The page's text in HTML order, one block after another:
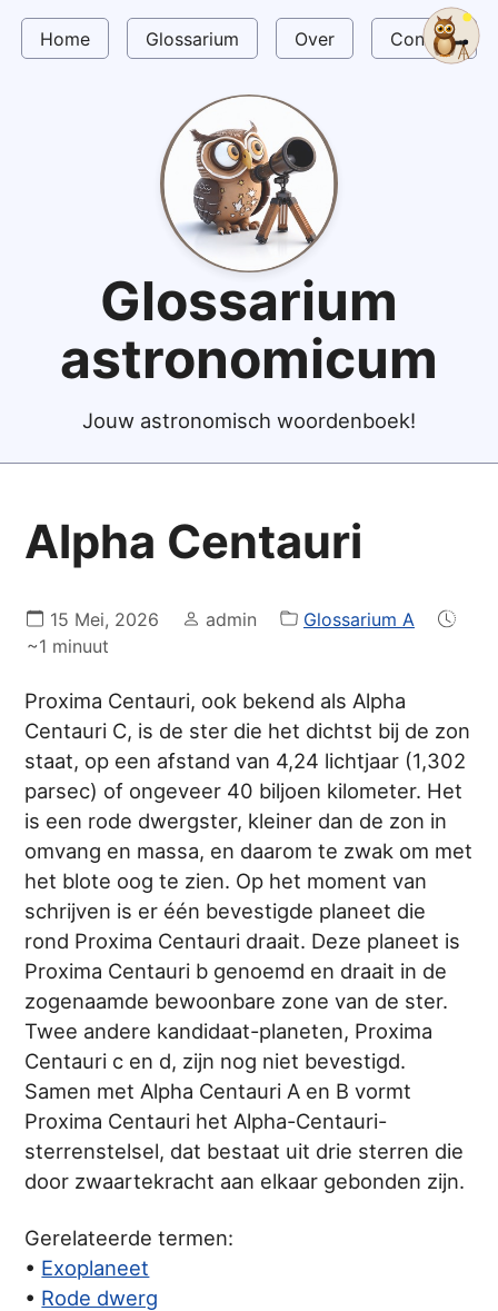
Home Glossarium Over Contact
Glossarium
astronomicum
Jouw astronomisch woordenboek!
Alpha Centauri
15 Mei, 2026 admin
Glossarium A
~1 minuut
Proxima Centauri, ook bekend als Alpha
Centauri C, is de ster die het dichtst bij de zon
staat, op een afstand van 4,24 lichtjaar (1,302
parsec) of ongeveer 40 biljoen kilometer. Het
is een rode dwergster, kleiner dan de zon in
omvang en massa, en daarom te zwak om met
het blote oog te zien. Op het moment van
schrijven is er één bevestigde planeet die
rond Proxima Centauri draait. Deze planeet is
Proxima Centauri b genoemd en draait in de
zogenaamde bewoonbare zone van de ster.
Twee andere kandidaat-planeten, Proxima
Centauri c en d, zijn nog niet bevestigd.
Samen met Alpha Centauri A en B vormt
Proxima Centauri het Alpha-Centauri-
sterrenstelsel, dat bestaat uit drie sterren die
door zwaartekracht aan elkaar gebonden zijn.
Gerelateerde termen:
• Exoplaneet
• Rode dwerg